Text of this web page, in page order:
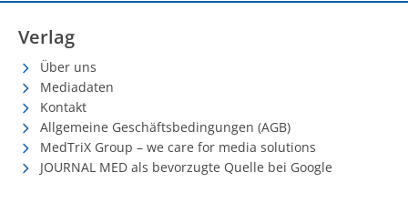
Verlag
Über uns
Mediadaten
Kontakt
Allgemeine Geschäftsbedingungen (AGB)
MedTriX Group – we care for media solutions
JOURNAL MED als bevorzugte Quelle bei Google